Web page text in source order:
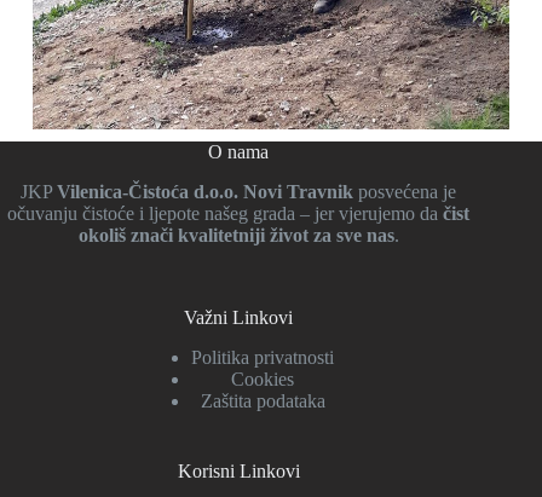
O nama
JKPVilenica-Čistoća d.o.o. Novi Travnik posvećena je
očuvanju čistoće i ljepote našeg grada – jer vjerujemo dačist
okoliš znači kvalitetniji život za sve nas.
Važni Linkovi
Politika privatnosti
Cookies
Zaštita podataka
Korisni Linkovi